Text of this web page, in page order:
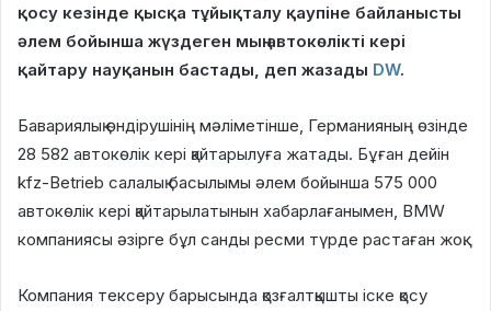
қосу кезінде қысқа тұйықталу қаупіне байланысты
әлем бойынша жүздеген мың автокөлікті кері
қайтару науқанын бастады, деп жазады DW.
Бавариялық өндірушінің мәліметінше, Германияның өзінде
28 582 автокөлік кері қайтарылуға жатады. Бұған дейін
kfz-Betrieb салалық басылымы әлем бойынша 575 000
автокөлік кері қайтарылатынын хабарлағанымен, BMW
компаниясы әзірге бұл санды ресми түрде растаған жоқ.
Компания тексеру барысында қозғалтқышты іске қосу